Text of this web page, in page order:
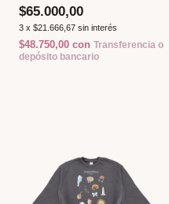
$65.000,00
3 x $21.666,67 sin interés
$48.750,00 con Transferencia o
depósito bancario